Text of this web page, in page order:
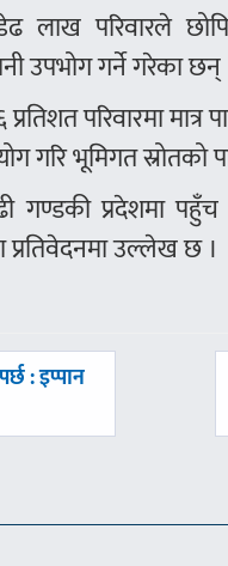
परिवारले
उपभोग गर्ने गरेका छन्
परिवारमा
गरि भूमिगत स्रोतको
गण्डकी प्रदेशमा
प्रतिवेदनमा उल्लेख छ ।
: इप्पान